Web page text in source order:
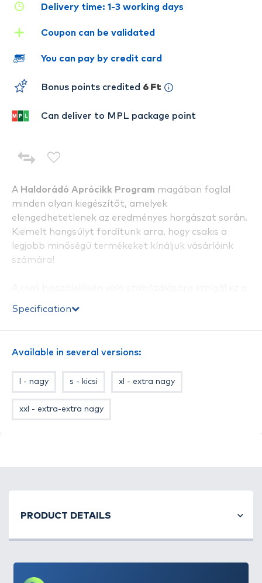
A Haldorádó Aprócikk Program magában foglal
minden olyan kiegészítőt, amelyek
elengedhetetlenek az eredményes horgászat során.
Kiemelt hangsúlyt fordítunk arra, hogy csakis a
legjobb minőségű termékeket kínáljuk vásárlóink
számára!
hajszálelőkére felhúzni a horog tövéhez, a
a horog felől. Ez meggátolja, hogy a például lebegő
horogra, ezzel elősegítve a biztos akadást! A
kukoricaszemet tudunk rögzíteni, míg a legnagyobb
Specification
Available in several versions:
l - nagy s - kicsi xl - extra nagy
xxl - extra-extra nagy
Delivery time: 1-3 working days
Coupon can be validated
You can pay by credit card
Bonus points credited 6 Ft
Can deliver to MPL package point
PRODUCT DETAILS